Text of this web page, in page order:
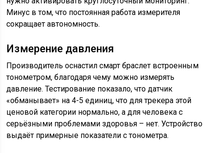
Минус в том, что постоянная работа измерителя
сокращает автономность.
Измерение давления
Производитель оснастил смарт браслет встроенным
тонометром, благодаря чему можно измерять
давление. Тестирование показало, что датчик
«обманывает» на 4-5 единиц, что для трекера этой
ценовой категории нормально, а для человека с
серьёзными проблемами здоровья – нет. Устройство
выдаёт примерные показатели с тонометра.